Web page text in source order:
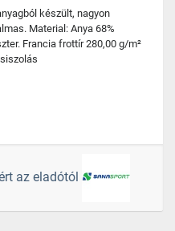
készült, nagyon
Material: Anya 68%
Francia frottír 280,00 g/m²
az eladótól